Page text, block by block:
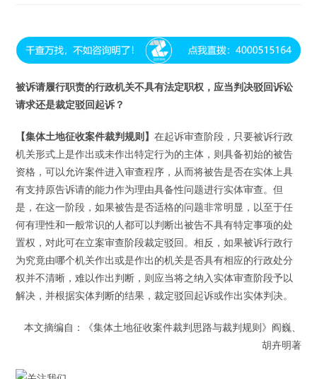
被诉请履行职责的行政机关不具有法定职权，应当判决驳回诉讼
请求还是裁定驳回起诉？
【集体土地征收案件裁判规则】在起诉审查阶段，只要被诉行政
机关形式上是作出或未作出特定行为的主体，则具备初始的被告
资格，可以允许案件进入审查程序，从而将被告是否在实体上具
有支持原告诉请的能力作为理由具备性问题进行实体审查。但
是，在这一阶段，如果被告是否适格的问题非常明显，以至于任
何有理性和一般常识的人都可以判断出被告不具有特定事项的处
置权，对此可在立案审查阶段裁定驳回。相反，如果被诉行政行
为究竟由哪个机关作出或是作出的机关是否具有相应的行政处分
权并不清晰，难以作出判断，则应当将之纳入实体审查阶段予以
解决，并根据实体判断的结果，裁定驳回起诉或作出实体判决。
本文摘编自：《集体土地征收案件裁判思路与裁判规则》阎巍、
胡卉明著